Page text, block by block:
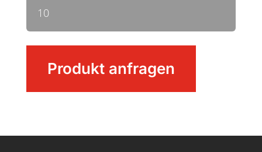
MengeProdukt anfragen
10